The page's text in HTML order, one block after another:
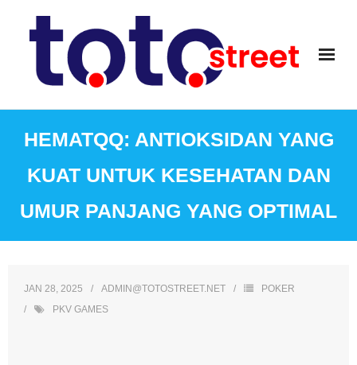
HEMATQQ: ANTIOKSIDAN YANG
KUAT UNTUK KESEHATAN DAN
UMUR PANJANG YANG OPTIMAL
JAN 28, 2025 ADMIN@TOTOSTREET.NET
POKER
PKV GAMES